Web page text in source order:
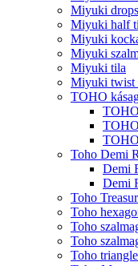
Miyuki drops
Miyuki half
Miyuki
Miyuki
Miyuki tila
Miyuki twist
TOHO
Toho Demi
Demi
Demi
Toho
Toho
Toho
Toho
Toho